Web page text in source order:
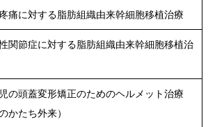
痛に対する脂肪組織由来幹細胞移植治療
関節症に対する脂肪組織由来幹細胞移植治
の頭蓋変形矯正のためのヘルメット治療
かたち外来）